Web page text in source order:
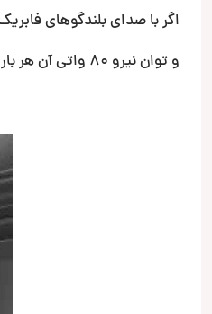
اگر با صدای بلندگوهای فابریک کم‌جون زندگی
و توان نیرو 80 واتی آن هر بار که پشت فرمان می‌روید شما را گیج می‌کند.